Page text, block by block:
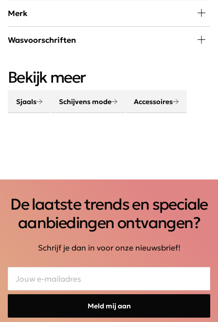
Merk
Een outfit komt helemaal tot leven met de juiste
Wasvoorschriften
Bekijk meer
Sjaals Schijvens mode Accessoires
De laatste trends en speciale
aanbiedingen ontvangen?
Schrijf je dan in voor onze nieuwsbrief!
Meld mij aan